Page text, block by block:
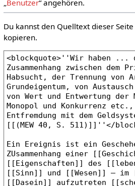
„Benutzer“ angehören.
Du kannst den Quelltext dieser
kopieren.